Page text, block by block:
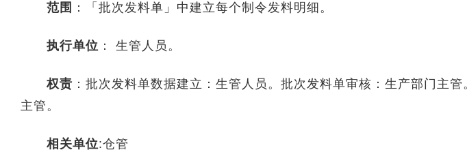
范围 ：「批次发料单」中建立每个制令发料明细。
执行单位 ： 生管人员。
权责 ：批次发料单数据建立：生管人员。批次发料单审核：生产部门主
主管。
相关单位:仓管